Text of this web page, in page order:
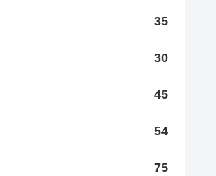
35
30
45
54
75